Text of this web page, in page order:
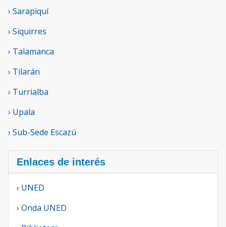
› Sarapiquí
› Siquirres
› Talamanca
› Tilarán
› Turrialba
› Upala
› Sub-Sede Escazú
Enlaces de interés
› UNED
› Onda UNED